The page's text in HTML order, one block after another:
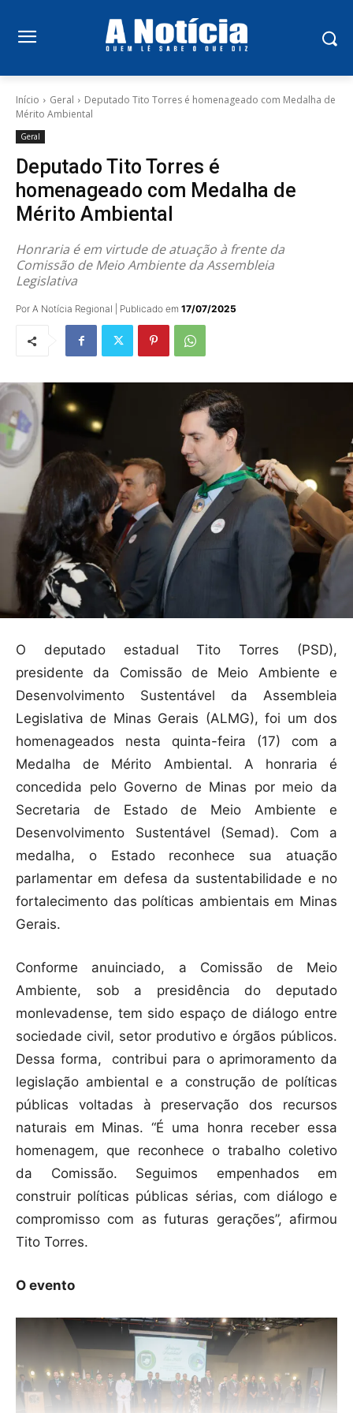
Início Geral
Deputado Tito Torres é homenageado com Medalha de
Mérito Ambiental
Geral
Deputado Tito Torres é
homenageado com Medalha de
Mérito Ambiental
Honraria é em virtude de atuação à frente da
Comissão de Meio Ambiente da Assembleia
Legislativa
Por A Notícia Regional | Publicado em 17/07/2025
O deputado estadual Tito Torres (PSD),
presidente da Comissão de Meio Ambiente e
Desenvolvimento Sustentável da Assembleia
Legislativa de Minas Gerais (ALMG), foi um dos
homenageados nesta quinta-feira (17) com a
Medalha de Mérito Ambiental. A honraria é
concedida pelo Governo de Minas por meio da
Secretaria de Estado de Meio Ambiente e
Desenvolvimento Sustentável (Semad). Com a
medalha, o Estado reconhece sua atuação
parlamentar em defesa da sustentabilidade e no
fortalecimento das políticas ambientais em Minas
Gerais.
Conforme anuinciado, a Comissão de Meio
Ambiente, sob a presidência do deputado
monlevadense, tem sido espaço de diálogo entre
sociedade civil, setor produtivo e órgãos públicos.
Dessa forma, contribui para o aprimoramento da
legislação ambiental e a construção de políticas
públicas voltadas à preservação dos recursos
naturais em Minas. “É uma honra receber essa
homenagem, que reconhece o trabalho coletivo
da Comissão. Seguimos empenhados em
construir políticas públicas sérias, com diálogo e
compromisso com as futuras gerações”, afirmou
Tito Torres.
O evento